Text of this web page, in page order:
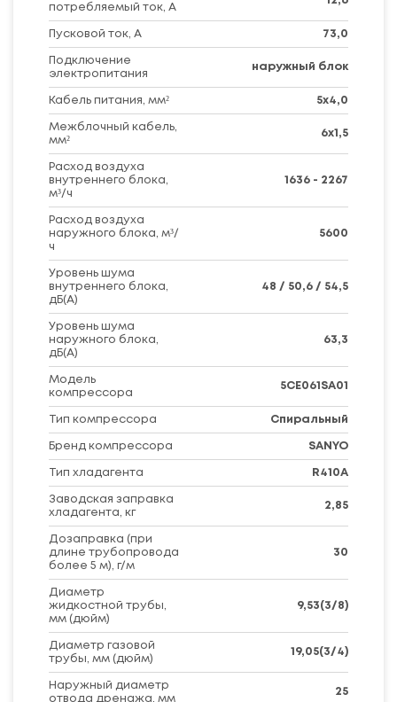
потребляемый ток, А
Пусковой ток, А 73,0
Подключение
электропитания
наружный блок
Кабель питания, мм² 5х4,0
Межблочный кабель,
мм²
6х1,5
Расход воздуха
внутреннего блока,
м³/ч
1636 - 2267
Расход воздуха
наружного блока, м³/
ч
5600
Уровень шума
внутреннего блока,
дБ(А)
48 / 50,6 / 54,5
Уровень шума
наружного блока,
дБ(А)
63,3
Модель
компрессора
5CE061SA01
Тип компрессора Спиральный
Бренд компрессора SANYO
Тип хладагента R410A
Заводская заправка
хладагента, кг
2,85
Дозаправка (при
длине трубопровода
более 5 м), г/м
30
Диаметр
жидкостной трубы,
мм (дюйм)
9,53(3/8)
Диаметр газовой
трубы, мм (дюйм)
19,05(3/4)
Наружный диаметр
отвода дренажа, мм
25